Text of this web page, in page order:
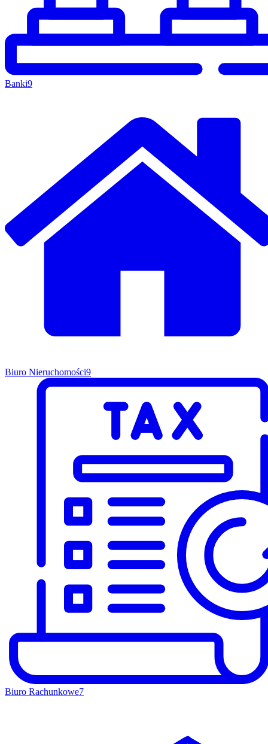
Banki9
Biuro Nieruchomości9
Biuro Rachunkowe7